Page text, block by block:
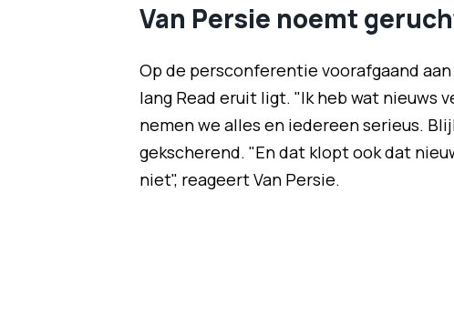
Van Persie noemt
Op de persconferentie voorafgaand
lang Read eruit ligt. "Ik heb wat nieuws
nemen we alles en iedereen serieus.
gekscherend. "En dat klopt ook dat
niet", reageert Van Persie.